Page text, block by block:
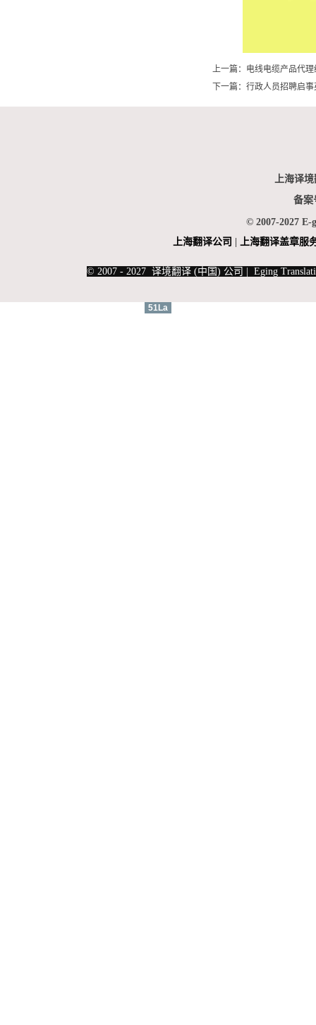
上一篇： 电线电缆产品代
下一篇： 行政人员招聘启
上海译
备案
© 2007-2027 E-
上海翻译公司 上海翻译盖章服
© 2007 - 2027 译境翻译 (中国) 公司 | Eging
51La